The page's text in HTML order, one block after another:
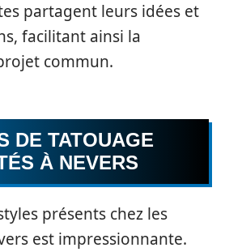
partagent leurs idées et
facilitant ainsi la
commun.
DE TATOUAGE
À NEVERS
présents chez les
est impressionnante.